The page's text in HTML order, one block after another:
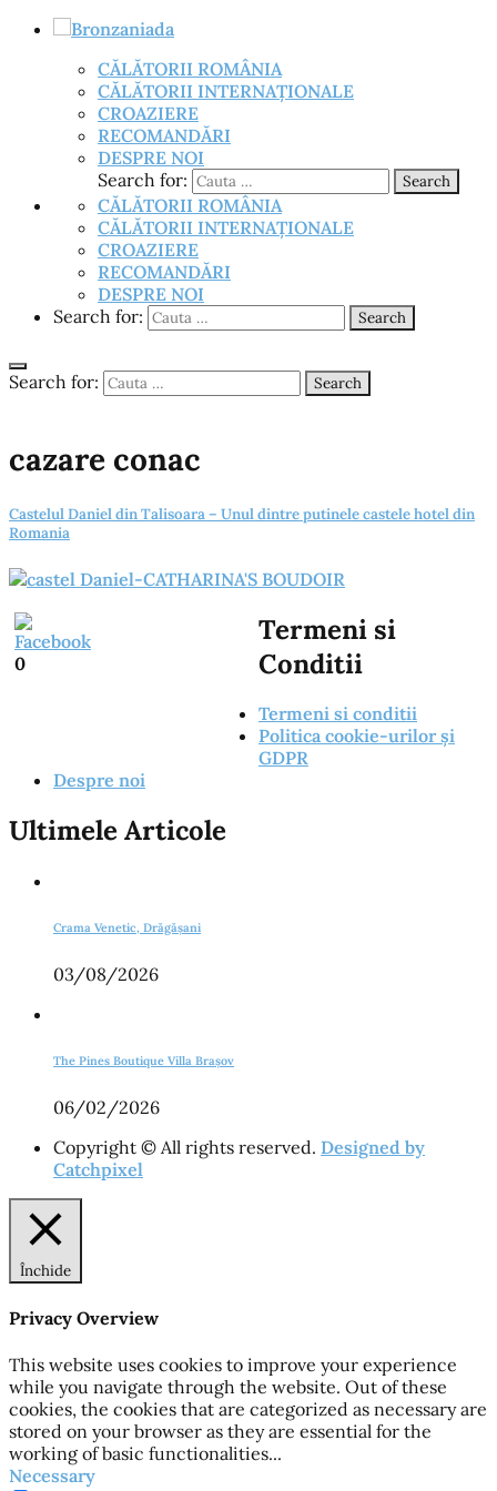
CĂLĂTORII ROMÂNIA
CĂLĂTORII INTERNAȚIONALE
CROAZIERE
RECOMANDĂRI
DESPRE NOI
Search for:
Search
CĂLĂTORII ROMÂNIA
CĂLĂTORII INTERNAȚIONALE
CROAZIERE
RECOMANDĂRI
DESPRE NOI
Search for:
Search
Search for: Search
cazare conac
Castelul Daniel din Talisoara – Unul dintre putinele castele hotel din
Romania
0
Termeni si
Conditii
Termeni si conditii
Politica cookie-urilor și
GDPR
Despre noi
Ultimele Articole
Crama Venetic, Drăgășani
03/08/2026
The Pines Boutique Villa Brașov
06/02/2026
Copyright © All rights reserved. Designed by
Catchpixel
Închide
Privacy Overview
This website uses cookies to improve your experience
while you navigate through the website. Out of these
cookies, the cookies that are categorized as necessary are
stored on your browser as they are essential for the
working of basic functionalities...
Necessary